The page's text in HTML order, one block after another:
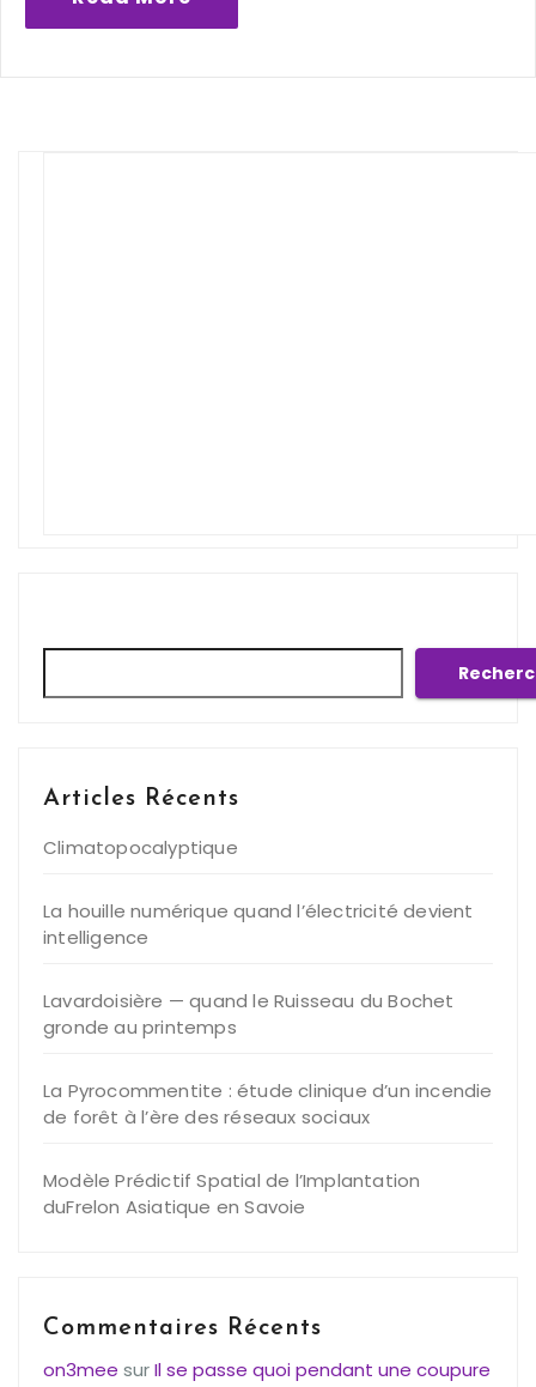
Articles Récents
Climatopocalyptique
La houille numérique quand l’électricité devient
intelligence
Lavardoisière — quand le Ruisseau du Bochet
gronde au printemps
La Pyrocommentite : étude clinique d’un incendie
de forêt à l’ère des réseaux sociaux
Modèle Prédictif Spatial de l’Implantation
duFrelon Asiatique en Savoie
Commentaires Récents
on3mee surIl se passe quoi pendant une coupure